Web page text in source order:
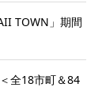
TOWN」期間
全18市町＆84